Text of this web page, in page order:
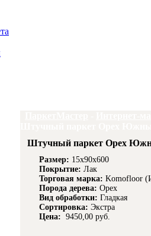
Штучный паркет Орех
Размер: 15x90x600
Покрытие: Лак
Торговая марка: Komofloor
Порода дерева: Орех
Вид обработки: Гладкая
Сортировка: Экстра
Цена: 9450,00 руб.